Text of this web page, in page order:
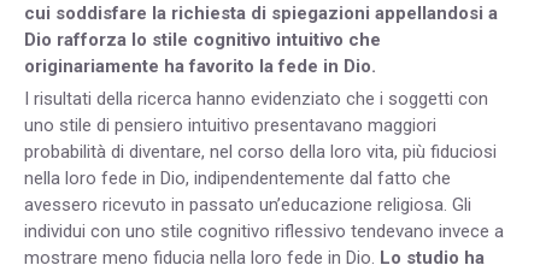
cui soddisfare la richiesta di spiegazioni appellandosi a
Dio rafforza lo stile cognitivo intuitivo che
originariamente ha favorito la fede in Dio.
I risultati della ricerca hanno evidenziato che i soggetti con
uno stile di pensiero intuitivo presentavano maggiori
probabilità di diventare, nel corso della loro vita, più fiduciosi
nella loro fede in Dio, indipendentemente dal fatto che
avessero ricevuto in passato un’educazione religiosa. Gli
individui con uno stile cognitivo riflessivo tendevano invece a
mostrare meno fiducia nella loro fede in Dio. Lo studio ha